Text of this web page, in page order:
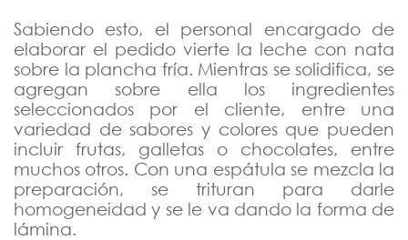
Sabiendo esto, el personal encargado de
elaborar el pedido vierte la leche con nata
sobre la plancha fría. Mientras se solidifica, se
agregan sobre ella los ingredientes
seleccionados por el cliente, entre una
variedad de sabores y colores que pueden
incluir frutas, galletas o chocolates, entre
muchos otros. Con una espátula se mezcla la
preparación, se trituran para darle
homogeneidad y se le va dando la forma de
lámina.